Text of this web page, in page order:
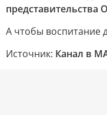
А чтобы воспитание
Источник: Канал в